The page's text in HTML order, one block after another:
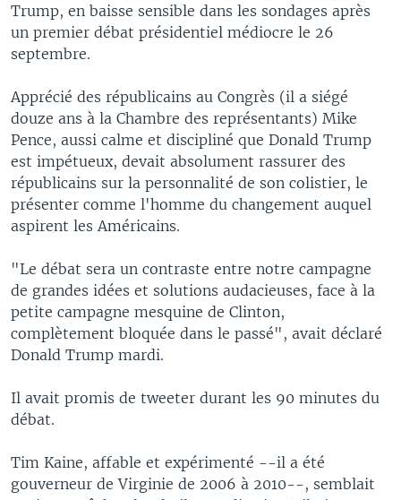
Trump, en baisse sensible dans les sondages après
un premier débat présidentiel médiocre le 26
septembre.
Apprécié des républicains au Congrès (il a siégé
douze ans à la Chambre des représentants) Mike
Pence, aussi calme et discipliné que Donald Trump
est impétueux, devait absolument rassurer des
républicains sur la personnalité de son colistier, le
présenter comme l'homme du changement auquel
aspirent les Américains.
"Le débat sera un contraste entre notre campagne
de grandes idées et solutions audacieuses, face à la
petite campagne mesquine de Clinton,
complètement bloquée dans le passé", avait déclaré
Donald Trump mardi.
Il avait promis de tweeter durant les 90 minutes du
débat.
Tim Kaine, affable et expérimenté --il a été
gouverneur de Virginie de 2006 à 2010--, semblait